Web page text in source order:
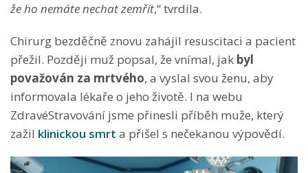
že ho nemáte nechat zemřít,“ tvrdila.
Chirurg bezděčně znovu zahájil resuscitaci a pacient
přežil. Později muž popsal, že vnímal, jak byl
považován za mrtvého, a vyslal svou ženu, aby
informovala lékaře o jeho životě. I na webu
ZdravéStravování jsme přinesli příběh muže, který
zažil klinickou smrt a přišel s nečekanou výpovědí.